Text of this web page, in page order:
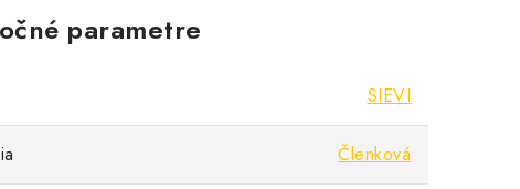
parametre
SIEVI
Členková